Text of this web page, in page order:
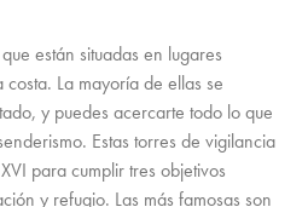
DE CHEF Y COCTELERÍA
están situadas en lugares
La mayoría de ellas se
y puedes acercarte todo lo que
Estas torres de vigilancia
para cumplir tres objetivos
y refugio. Las más famosas son